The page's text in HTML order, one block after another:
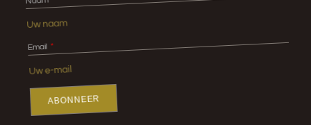
ABONNEER